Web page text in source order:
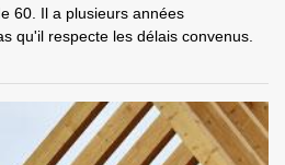
60. Il a plusieurs années
qu'il respecte les délais convenus.